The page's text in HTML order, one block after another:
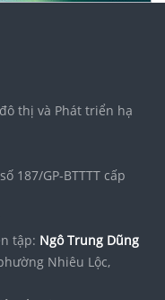
thị và Phát triển hạ
187/GP-BTTTT cấp
tập: Ngô Trung Dũng
Nhiêu Lộc,